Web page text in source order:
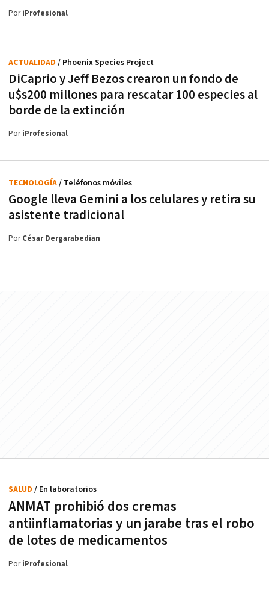
PoriProfesional
DiCaprio y Jeff Bezos crearon un fondo de
u$s200 millones para rescatar 100 especies al
borde de la extinción
ACTUALIDAD / Phoenix Species Project
PoriProfesional
Google lleva Gemini a los celulares y retira su
asistente tradicional
TECNOLOGÍA/ Teléfonos móviles
PorCésar Dergarabedian
ANMAT prohibió dos cremas
antiinflamatorias y un jarabe tras el robo
de lotes de medicamentos
SALUD / En laboratorios
PoriProfesional